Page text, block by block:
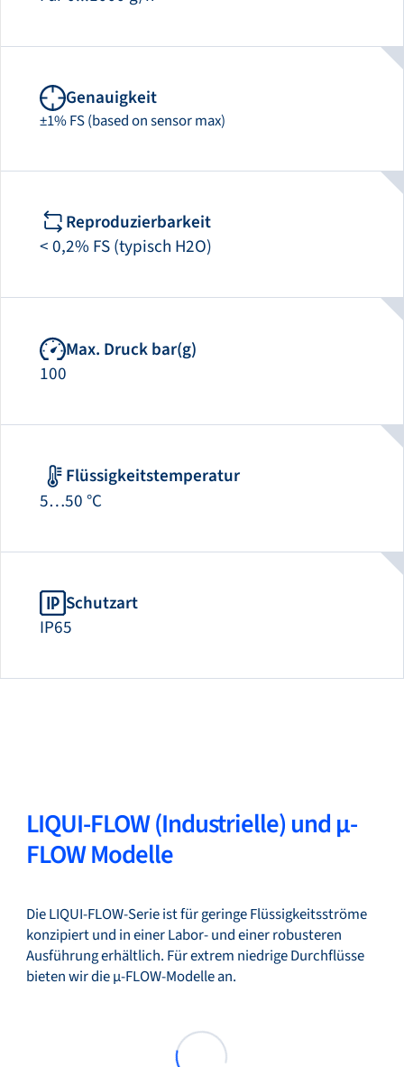
Genauigkeit
±1% FS (based on sensor max)
Reproduzierbarkeit
< 0,2% FS (typisch H2O)
Max. Druck bar(g)
100
Flüssigkeitstemperatur
5…50 °C
Schutzart
IP65
LIQUI-FLOW (Industrielle) und µ-
FLOW Modelle
Die LIQUI-FLOW-Serie ist für geringe Flüssigkeitsströme
konzipiert und in einer Labor- und einer robusteren
Ausführung erhältlich. Für extrem niedrige Durchflüsse
bieten wir die µ-FLOW-Modelle an.